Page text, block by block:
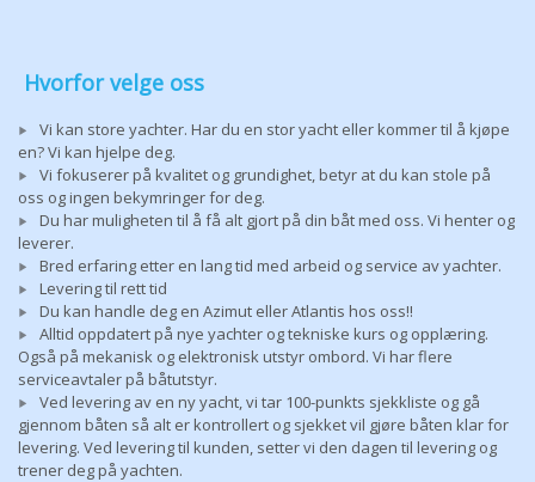
Hvorfor velge oss
Vi kan store yachter. Har du en stor yacht eller kommer til å kjøpe
en? Vi kan hjelpe deg.
Vi fokuserer på kvalitet og grundighet, betyr at du kan stole på
oss og ingen bekymringer for deg.
Du har muligheten til å få alt gjort på din båt med oss. Vi henter og
leverer.
Bred erfaring etter en lang tid med arbeid og service av yachter.
Levering til rett tid
Du kan handle deg en Azimut eller Atlantis hos oss!!
Alltid oppdatert på nye yachter og tekniske kurs og opplæring.
Også på mekanisk og elektronisk utstyr ombord. Vi har flere
serviceavtaler på båtutstyr.
Ved levering av en ny yacht, vi tar 100-punkts sjekkliste og gå
gjennom båten så alt er kontrollert og sjekket vil gjøre båten klar for
levering. Ved levering til kunden, setter vi den dagen til levering og
trener deg på yachten.